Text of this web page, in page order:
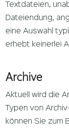
Textdateien,
Dateiendung,
eine Auswahl
erhebt keinerlei
Archive
Aktuell wird die
Typen von
können Sie zum